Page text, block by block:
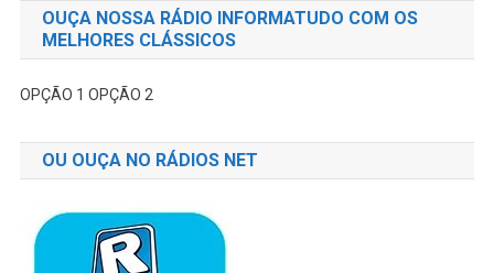
OUÇA NOSSA RÁDIO INFORMATUDO COM OS
MELHORES CLÁSSICOS
OPÇÃO 1 OPÇÃO 2
OU OUÇA NO RÁDIOS NET